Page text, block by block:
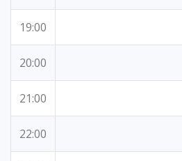
19:00
20:00
21:00
22:00